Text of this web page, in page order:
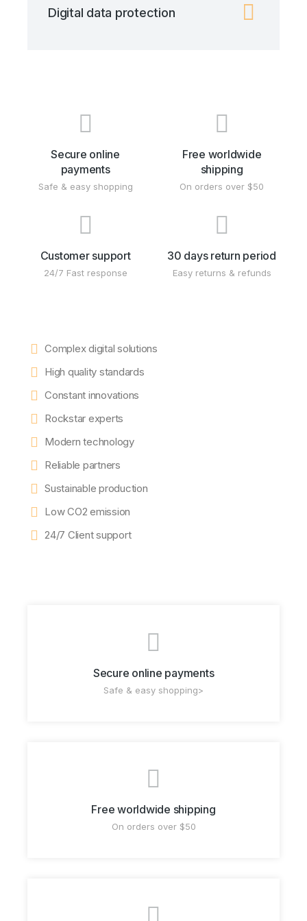
Digital data protection
Secure online
payments
Safe & easy shopping
Free worldwide
shipping
On orders over $50
Customer support
24/7 Fast response
30 days return period
Easy returns & refunds
Complex digital solutions
High quality standards
Constant innovations
Rockstar experts
Modern technology
Reliable partners
Sustainable production
Low CO2 emission
24/7 Client support
Secure online payments
Safe & easy shopping>
Free worldwide shipping
On orders over $50